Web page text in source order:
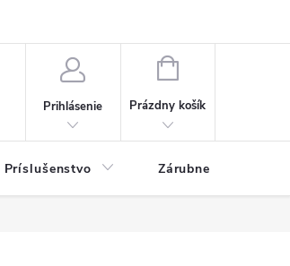
Prihlásenie
NÁKUPNÝ KOŠÍK
Prázdny košík
Príslušenstvo Zárubne